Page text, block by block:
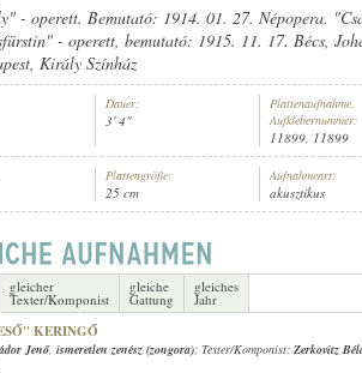
JENŐ,ISMERETLEN CIGÁNYZENEKAR
- operett. Bemutató: 1914. 01. 27. Népopera.
- operett, bemutató: 1915. 11. 17. Bécs,
Király Színház
Dauer:
3' 4"
Plattenaufnahme,
Aufklebernummer:
11899, 11899
Plattengröße:
25 cm
Aufnahmeart:
akusztikus
gleicher
Texter/Komponist
gleiche
Gattung
gleiches
Jahr
KERINGŐ
Jenő, ismeretlen zenész (zongora); Texter/Komponist: Zerkovitz